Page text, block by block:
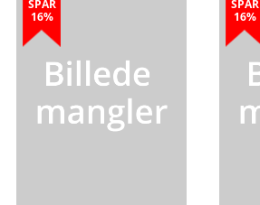
SPAR
16%
SPAR
16%